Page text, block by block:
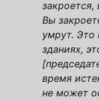
Вы
умрут. Это
зданиях,
время
не может